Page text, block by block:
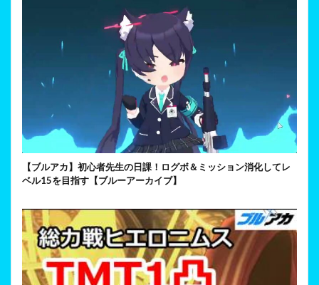
【ブルアカ】初心者先生の日課！ログボ＆ミッション消化してレ
ベル15を目指す【ブルーアーカイブ】